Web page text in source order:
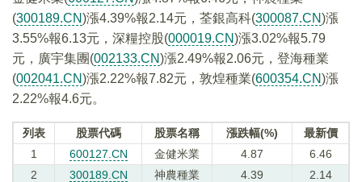
(300189.CN)漲4.39%報2.14元，荃銀高科(300087.CN)漲
3.55%報6.13元，深糧控股(000019.CN)漲3.02%報5.79
元，廣宇集團(002133.CN)漲2.49%報2.06元，登海種業
(002041.CN)漲2.22%報7.82元，敦煌種業(600354.CN)漲
2.22%報4.6元。
列表 股票代碼 股票名稱 漲跌幅(%)
最新價
1
600127.CN 金健米業 4.87
6.46
2
300189.CN 神農種業 4.39
2.14